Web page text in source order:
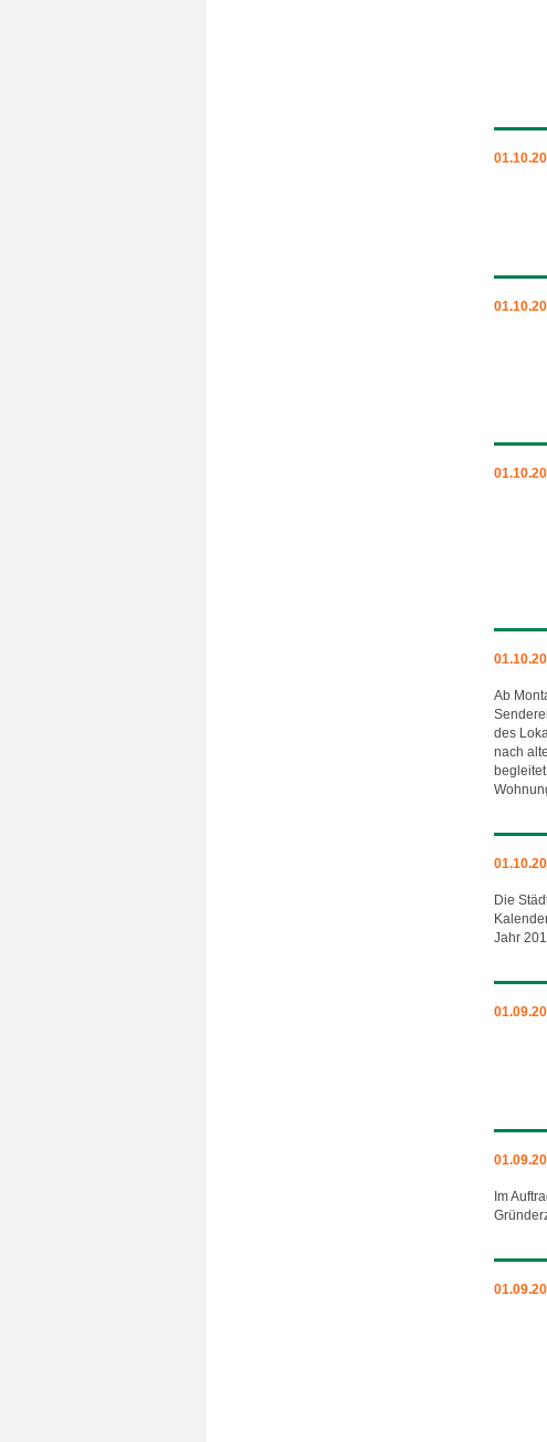
Ab
des
nach
Die
Jahr
Im